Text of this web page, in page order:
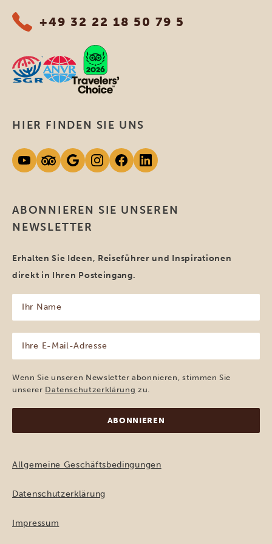
+49 32 22 18 50 79 5
ABONNIEREN SIE UNSEREN
NEWSLETTER
Erhalten Sie Ideen, Reiseführer und Inspirationen
direkt in Ihren Posteingang.
Name
(erforderlich)
Mail-
Adresse
(erforderlich)
Wenn Sie unseren Newsletter abonnieren, stimmen Sie
unserer Datenschutzerklärung zu.
HIER FINDEN SIE UNS
Allgemeine Geschäftsbedingungen
Datenschutzerklärung
Impressum